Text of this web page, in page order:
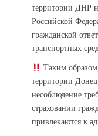
территории ДНР
Российской
гражданской
транспортных
Таким
территории
несоблюдение
страховании
привлекаются к